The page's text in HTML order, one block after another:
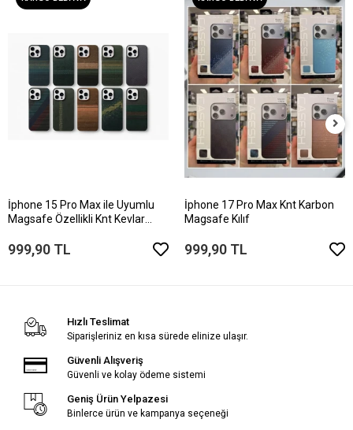
İphone 15 Pro Max ile Uyumlu
Magsafe Özellikli Knt Kevlar
999,90 TL
İphone 17 Pro Max Knt Karbon
Magsafe Kılıf
999,90 TL
Hızlı Teslimat
Siparişleriniz en kısa sürede elinize ulaşır.
Güvenli Alışveriş
Güvenli ve kolay ödeme sistemi
Geniş Ürün Yelpazesi
Binlerce ürün ve kampanya seçeneği